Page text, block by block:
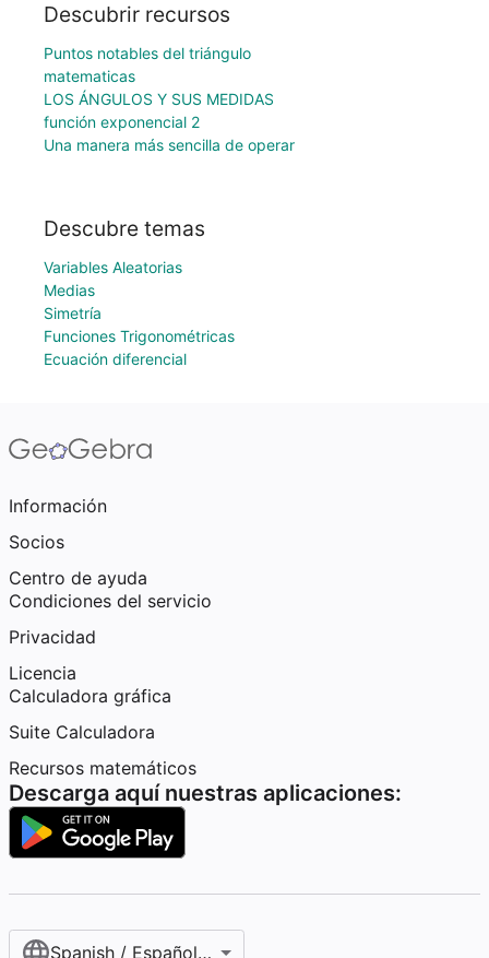
Descubrir recursos
Puntos notables del triángulo
matematicas
LOS ÁNGULOS Y SUS MEDIDAS
función exponencial 2
Una manera más sencilla de operar
Descubre temas
Variables Aleatorias
Medias
Simetría
Funciones Trigonométricas
Ecuación diferencial
Información
Socios
Centro de ayuda
Condiciones del servicio
Privacidad
Licencia
Calculadora gráfica
Suite Calculadora
Recursos matemáticos
Descarga aquí nuestras aplicaciones:
Spanish / Español (internacional)